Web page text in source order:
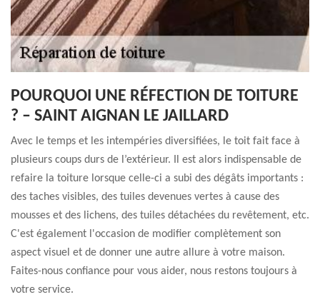
POURQUOI UNE RÉFECTION DE TOITURE
? – SAINT AIGNAN LE JAILLARD
Avec le temps et les intempéries diversifiées, le toit fait face à
plusieurs coups durs de l’extérieur. Il est alors indispensable de
refaire la toiture lorsque celle-ci a subi des dégâts importants :
des taches visibles, des tuiles devenues vertes à cause des
mousses et des lichens, des tuiles détachées du revêtement, etc.
C'est également l'occasion de modifier complètement son
aspect visuel et de donner une autre allure à votre maison.
Faites-nous confiance pour vous aider, nous restons toujours à
votre service.